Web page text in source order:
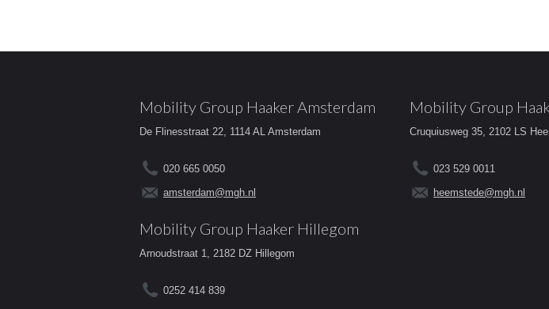
Mobility Group Haaker Amsterdam
De Flinesstraat 22, 1114 AL Amsterdam
020 665 0050
amsterdam@mgh.nl
Mobility Group
Cruquiusweg 35, 2102 LS
023 529 0011
heemstede@mgh.nl
Mobility Group Haaker Hillegom
Arnoudstraat 1, 2182 DZ Hillegom
0252 414 839